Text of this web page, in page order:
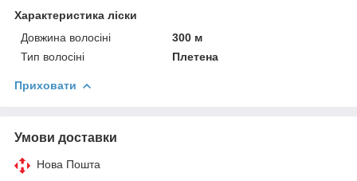
Характеристика ліски
Довжина волосіні
300 м
Тип волосіні
Плетена
Приховати
Умови доставки
Нова Пошта